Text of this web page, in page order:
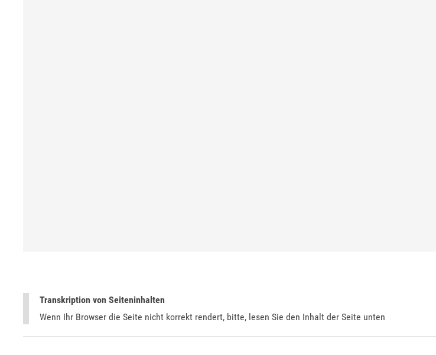
Transkription von Seiteninhalten
Wenn Ihr Browser die Seite nicht korrekt rendert, bitte, lesen Sie den Inhalt der Seite unten